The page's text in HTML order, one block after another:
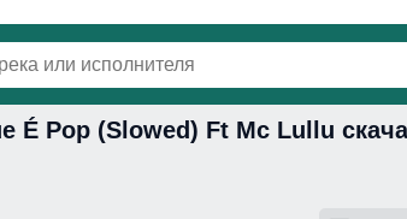
É Pop (Slowed) Ft Mc Lullu